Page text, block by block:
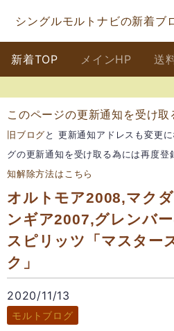
シングルモルトナビの新着ブ
新着TOP メインHP 送
このページの更新通知を受け取
旧ブログと 更新通知アドレスも変更
グの更新通知を受け取る為には再度
知解除方法はこちら
オルトモア2008,マク
ンギア2007,グレンバ
スピリッツ「マスタ
ク」
2020/11/13
モルトブログ